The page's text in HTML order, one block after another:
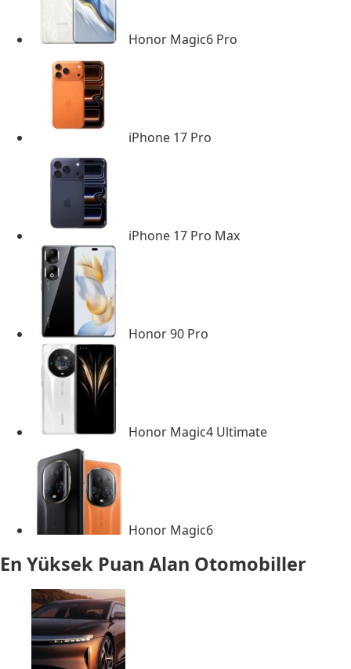
Honor Magic6 Pro
iPhone 17 Pro
iPhone 17 Pro Max
Honor 90 Pro
Honor Magic4 Ultimate
Honor Magic6
En Yüksek Puan Alan Otomobiller